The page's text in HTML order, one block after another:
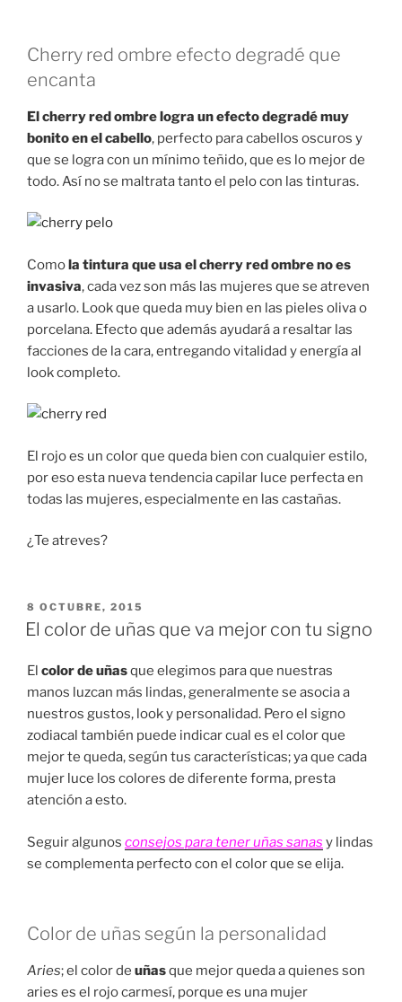
Cherry red ombre efecto degradé que
encanta
El cherry red ombre logra un efecto degradé muy
bonito en el cabello, perfecto para cabellos oscuros y
que se logra con un mínimo teñido, que es lo mejor de
todo. Así no se maltrata tanto el pelo con las tinturas.
Comola tintura que usa el cherry red ombre no es
invasiva, cada vez son más las mujeres que se atreven
a usarlo. Look que queda muy bien en las pieles oliva o
porcelana. Efecto que además ayudará a resaltar las
facciones de la cara, entregando vitalidad y energía al
look completo.
El rojo es un color que queda bien con cualquier estilo,
por eso esta nueva tendencia capilar luce perfecta en
todas las mujeres, especialmente en las castañas.
¿Te atreves?
PUBLICADO
EN
8 OCTUBRE, 2015
El color de uñas que va mejor con tu signo
El color de uñasque elegimos para que nuestras
manos luzcan más lindas, generalmente se asocia a
nuestros gustos, look y personalidad. Pero el signo
zodiacal también puede indicar cual es el color que
mejor te queda, según tus características; ya que cada
mujer luce los colores de diferente forma, presta
atención a esto.
Seguir algunos consejos para tener uñas sanas y lindas
se complementa perfecto con el color que se elija.
Color de uñas según la personalidad
Aries; el color de uñasque mejor queda a quienes son
aries es el rojo carmesí, porque es una mujer